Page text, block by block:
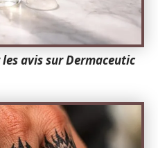
avis sur Dermaceutic